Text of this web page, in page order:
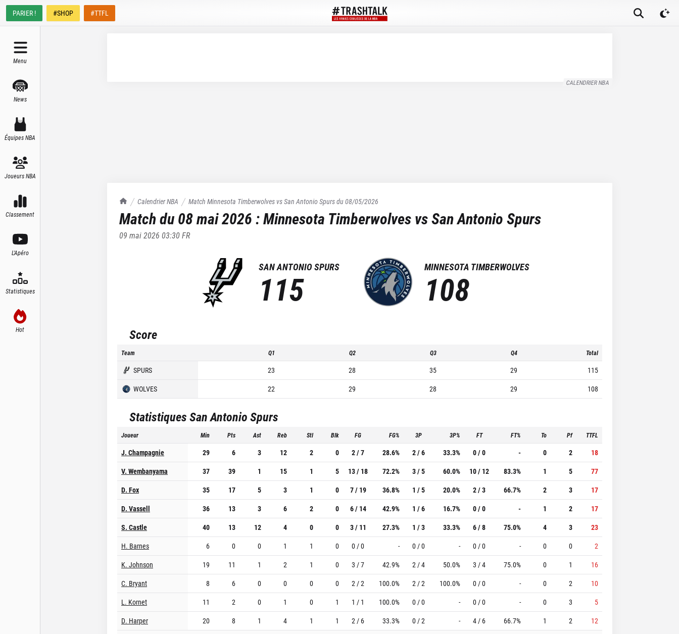
PARIER ! #SHOP #TTFL
Menu
News
Équipes NBA
Joueurs NBA
Classement
L'Apéro
Statistiques
Hot
CALENDRIER NBA
TrashTalk Actu NBA
Calendrier NBA Match Minnesota Timberwolves vsSan Antonio Spursdu08/05/2026
Match du 08 mai 2026 :Minnesota Timberwolves vsSan Antonio Spurs
09 mai 2026 03:30FR
SAN ANTONIO SPURS
115
MINNESOTA TIMBERWOLVES
108
Score
Team Q1 Q2 Q3 Q4 Total
SPURS 23 28 35 29
115
WOLVES
22 29 28 29 108
StatistiquesSan Antonio Spurs
Joueur Min Pts Ast Reb Stl Blk FG FG% 3P 3P% FT FT% To Pf TTFL
J. Champagnie 29 6 3 12 2 0 2 / 7 28.6% 2 / 6 33.3% 0 / 0 - 0 2
18
V. Wembanyama
37 39 1 15 1 5 13 / 18 72.2% 3 / 5 60.0% 10 / 12 83.3% 1 5
77
D. Fox
35 17 5 3 1 0 7 / 19 36.8% 1 / 5 20.0% 2 / 3 66.7% 2 3
17
D. Vassell
36 13 3 6 2 0 6 / 14 42.9% 1 / 6 16.7% 0 / 0 - 1 2
17
S. Castle
40 13 12 4 0 0 3 / 11 27.3% 1 / 3 33.3% 6 / 8 75.0% 4 3
23
H. Barnes
6 0 0 1 1 0 0 / 0 - 0 / 0 - 0 / 0 - 0 0
2
K. Johnson
19 11 1 2 1 0 3 / 7 42.9% 2 / 4 50.0% 3 / 4 75.0% 0 1
16
C. Bryant
8 6 0 0 0 0 2 / 2 100.0% 2 / 2 100.0% 0 / 0 - 0 2
10
L. Kornet
11 2 0 1 0 1 1 / 1 100.0% 0 / 0 - 0 / 0 - 0 3
5
D. Harper
20 8 1 4 1 1 2 / 6 33.3% 0 / 2 - 4 / 6 66.7% 1 2
12